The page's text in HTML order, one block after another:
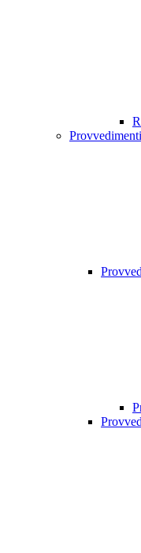
Provvedimenti